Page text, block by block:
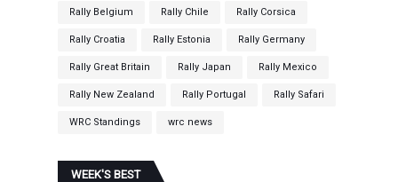
Rally Belgium Rally Chile Rally Corsica
Rally Croatia Rally Estonia Rally Germany
Rally Great Britain Rally Japan Rally Mexico
Rally New Zealand Rally Portugal Rally Safari
WRC Standings wrc news
WEEK'S BEST